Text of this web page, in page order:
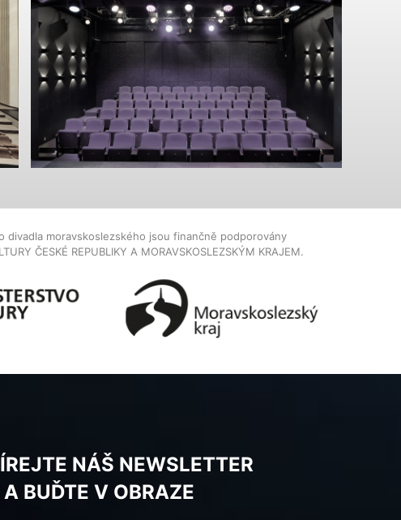
divadla moravskoslezského jsou finančně podporovány
ČESKÉ REPUBLIKY A MORAVSKOSLEZSKÝM KRAJEM.
NÁŠ NEWSLETTER
A BUĎTE V OBRAZE